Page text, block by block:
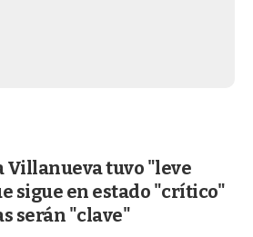
Villanueva tuvo "leve
sigue en estado "crítico"
serán "clave"